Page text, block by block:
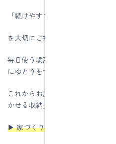
「続けやすさ」
を大切にご提案しています。
毎日使う場所だからこそ、“ちょ
にゆとりをつくってくれます。
これからお風呂や洗面のリフォー
かせる収納」も取り入れてみてく
▶ 家づくり相談はこちらです